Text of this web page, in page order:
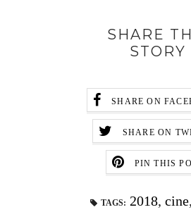
SHARE
STORY
SHARE ON
SHARE ON
PIN THIS
TAGS: 2018, cine,